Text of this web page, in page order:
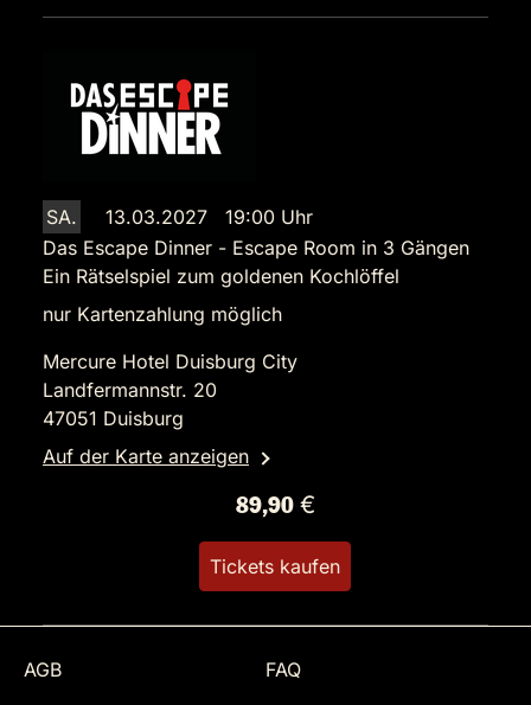
SA.
13.03.2027 19:00 Uhr
Das Escape Dinner - Escape Room in 3 Gängen
Ein Rätselspiel zum goldenen Kochlöffel
nur Kartenzahlung möglich
Mercure Hotel Duisburg City
Landfermannstr. 20
47051 Duisburg
Auf der Karte anzeigen
89,90 €
Tickets kaufen
AGB FAQ